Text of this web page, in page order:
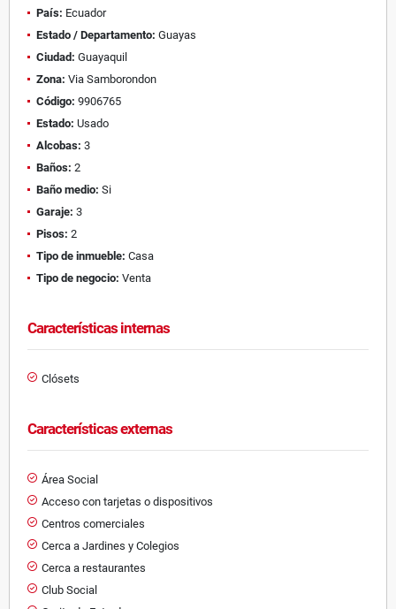
País: Ecuador
Estado / Departamento: Guayas
Ciudad: Guayaquil
Zona: Via Samborondon
Código: 9906765
Estado: Usado
Alcobas: 3
Baños: 2
Baño medio: Si
Garaje: 3
Pisos: 2
Tipo de inmueble: Casa
Tipo de negocio: Venta
Características internas
Clósets
Características externas
Área Social
Acceso con tarjetas o dispositivos
Centros comerciales
Cerca a Jardines y Colegios
Cerca a restaurantes
Club Social